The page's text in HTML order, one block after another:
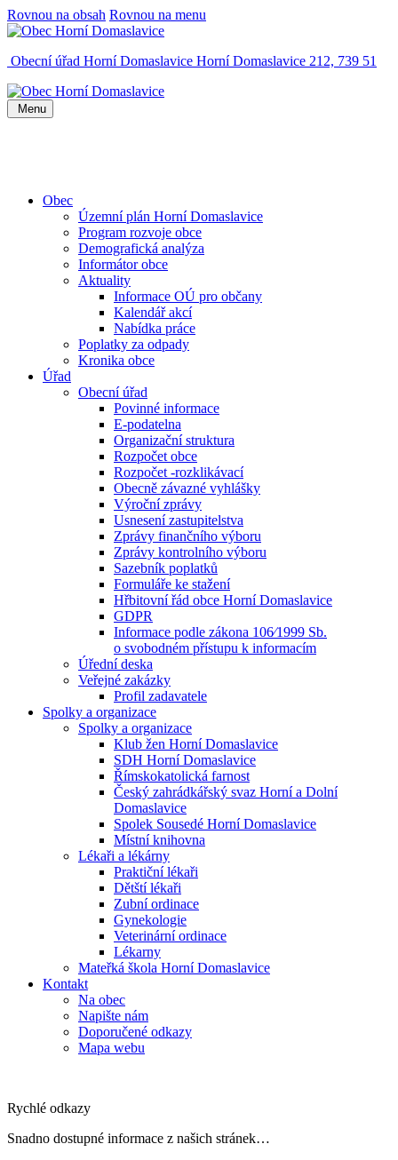
Rovnou na obsah Rovnou na menu
Obecní úřad Horní Domaslavice Horní Domaslavice 212, 739 51
Menu
Obec
Územní plán Horní Domaslavice
Program rozvoje obce
Demografická analýza
Informátor obce
Aktuality
Informace OÚ pro občany
Kalendář akcí
Nabídka práce
Poplatky za odpady
Kronika obce
Úřad
Obecní úřad
Povinné informace
E-podatelna
Organizační struktura
Rozpočet obce
Rozpočet -rozklikávací
Obecně závazné vyhlášky
Výroční zprávy
Usnesení zastupitelstva
Zprávy finančního výboru
Zprávy kontrolního výboru
Sazebník poplatků
Formuláře ke stažení
Hřbitovní řád obce Horní Domaslavice
GDPR
Informace podle zákona 106⁄1999 Sb.
o svobodném přístupu k informacím
Úřední deska
Veřejné zakázky
Profil zadavatele
Spolky a organizace
Spolky a organizace
Klub žen Horní Domaslavice
SDH Horní Domaslavice
Římskokatolická farnost
Český zahrádkářský svaz Horní a Dolní
Domaslavice
Spolek Sousedé Horní Domaslavice
Místní knihovna
Lékaři a lékárny
Praktiční lékaři
Dětští lékaři
Zubní ordinace
Gynekologie
Veterinární ordinace
Lékarny
Mateřká škola Horní Domaslavice
Kontakt
Na obec
Napište nám
Doporučené odkazy
Mapa webu
Rychlé odkazy
Snadno dostupné informace z našich stránek…